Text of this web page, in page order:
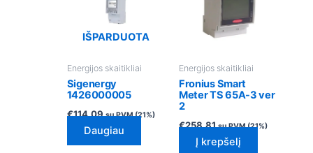
IŠPARDUOTA
Energijos skaitikliai
Sigenergy
1426000005
€114.09 su PVM (21%)
Daugiau
Energijos skaitikliai
Fronius Smart
Meter TS 65A-3 ver
2
€258.81 su PVM (21%)
Į krepšelį